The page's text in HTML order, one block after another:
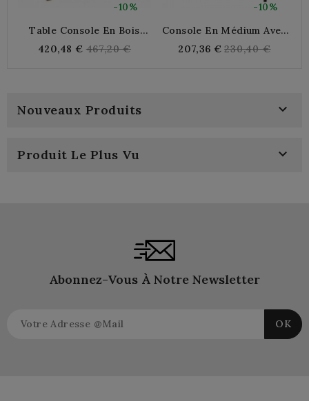
-10%
Table Console En Bois
420,48 € Regular
467,20 €
-10%
Console En Médium Avec
En Métal
207,36 € Regular
230,40 €
Nouveaux Produits 
Produit Le Plus Vu 
Abonnez-Vous À Notre Newsletter